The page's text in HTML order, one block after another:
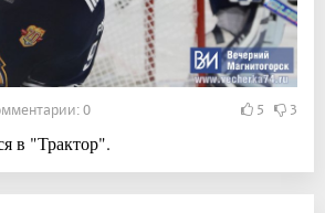
0 5 3
в "Трактор".